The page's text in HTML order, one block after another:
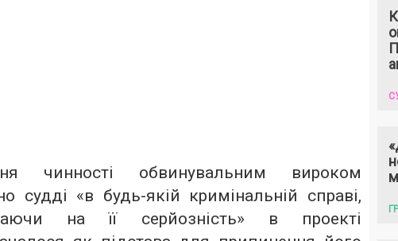
чинності обвинувальним вироком
судді «в будь-якій кримінальній справі,
на її серйозність» в проекті